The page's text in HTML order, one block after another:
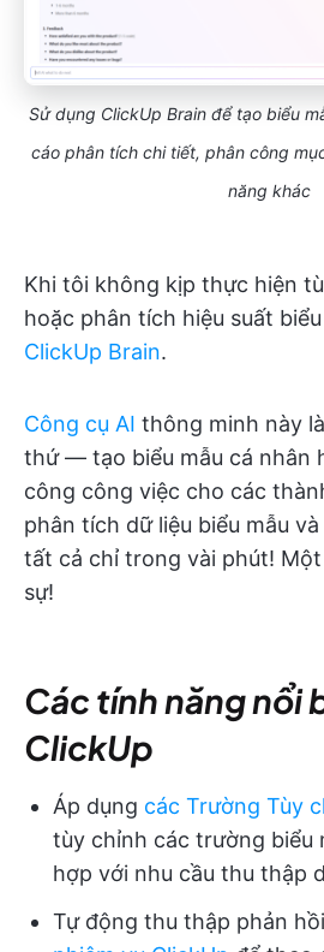
Sử dụng ClickUp Brain để tạo biểu
cáo phân tích chi tiết, phân công
năng khác
Khi tôi không kịp thực hiện
hoặc phân tích hiệu suất
ClickUp Brain.
Công cụ AI thông minh này
thứ — tạo biểu mẫu cá nhân
công công việc cho các
phân tích dữ liệu biểu mẫu
tất cả chỉ trong vài phút!
sự!
Các tính năng nổi
ClickUp
Áp dụng các Trường Tùy
tùy chỉnh các trường biểu
hợp với nhu cầu thu thập
Tự động thu thập phản